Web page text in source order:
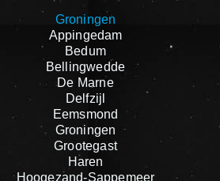
Groningen
Appingedam
Bedum
Bellingwedde
De Marne
Delfzijl
Eemsmond
Groningen
Grootegast
Haren
Hoogezand-Sappemeer